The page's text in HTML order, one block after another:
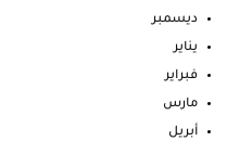
ديسمبر
يناير
فبراير
مارس
أبريل